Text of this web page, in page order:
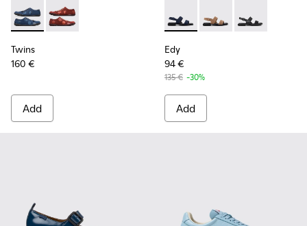
Twins - K201136-001 - Blue TWINS shoe for women
Twins - K201136-002
Twins
160 €
Add
Edy - K200573-014 - Blue
Edy - K200573-018
Edy -
Edy
94 €
135 € -30%
Add